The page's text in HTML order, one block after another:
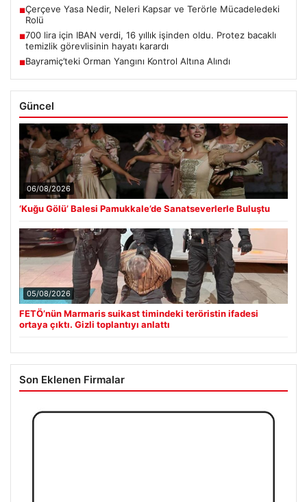
■Çerçeve Yasa Nedir, Neleri Kapsar ve Terörle Mücadeledeki
Rolü
■700 lira için IBAN verdi, 16 yıllık işinden oldu. Protez bacaklı
temizlik görevlisinin hayatı karardı
■Bayramiç’teki Orman Yangını Kontrol Altına Alındı
Güncel
06/08/2026
‘Kuğu Gölü’ Balesi Pamukkale’de Sanatseverlerle Buluştu
05/08/2026
FETÖ’nün Marmaris suikast timindeki teröristin ifadesi
ortaya çıktı. Gizli toplantıyı anlattı
Son Eklenen Firmalar